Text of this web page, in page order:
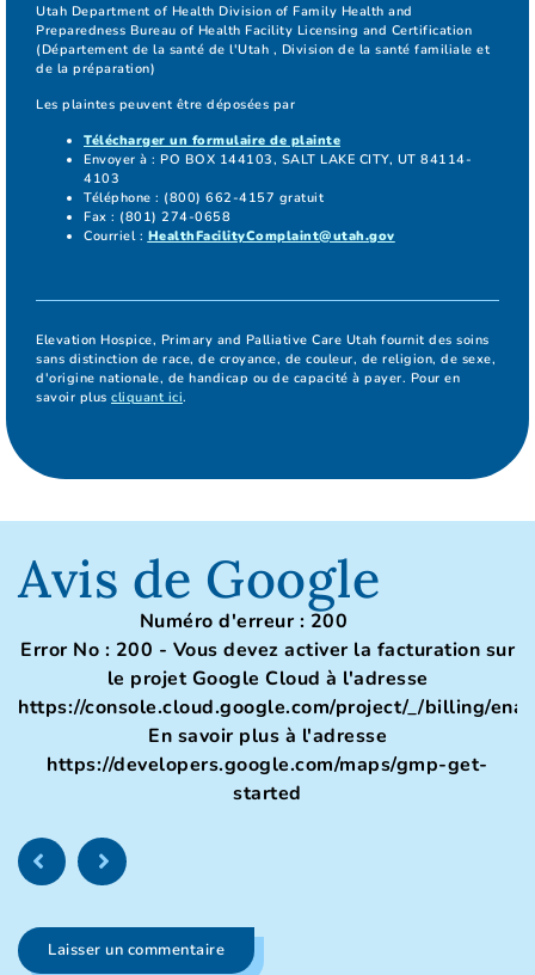
Utah Department of Health Division of Family Health and
Preparedness Bureau of Health Facility Licensing and Certification
(Département de la santé de l'Utah , Division de la santé familiale et
de la préparation)
Les plaintes peuvent être déposées par
Télécharger un formulaire de plainte
Envoyer à : PO BOX 144103, SALT LAKE CITY, UT 84114-
4103
Téléphone : (800) 662-4157 gratuit
Fax : (801) 274-0658
Courriel : HealthFacilityComplaint@utah.gov
Elevation Hospice, Primary and Palliative Care Utah fournit des soins
sans distinction de race, de croyance, de couleur, de religion, de sexe,
d'origine nationale, de handicap ou de capacité à payer. Pour en
savoir plus cliquant ici.
Avis de Google
Numéro d'erreur : 200
Error No : 200 - Vous devez activer la facturation sur
le projet Google Cloud à l'adresse
https://console.cloud.google.com/project/_/billing/
En savoir plus à l'adresse
https://developers.google.com/maps/gmp-get-
started
Laisser un commentaire